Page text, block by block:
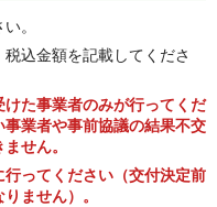
。
込金額を記載してくださ
た事業者のみが行ってくだ
業者や事前協議の結果不交
せん。
ってください（交付決定前
ません）。